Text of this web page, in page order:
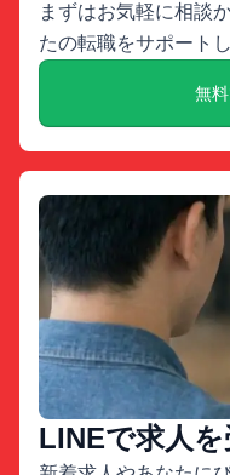
まずはお気軽に相談
たの転職をサポートし
無
LINEで求人